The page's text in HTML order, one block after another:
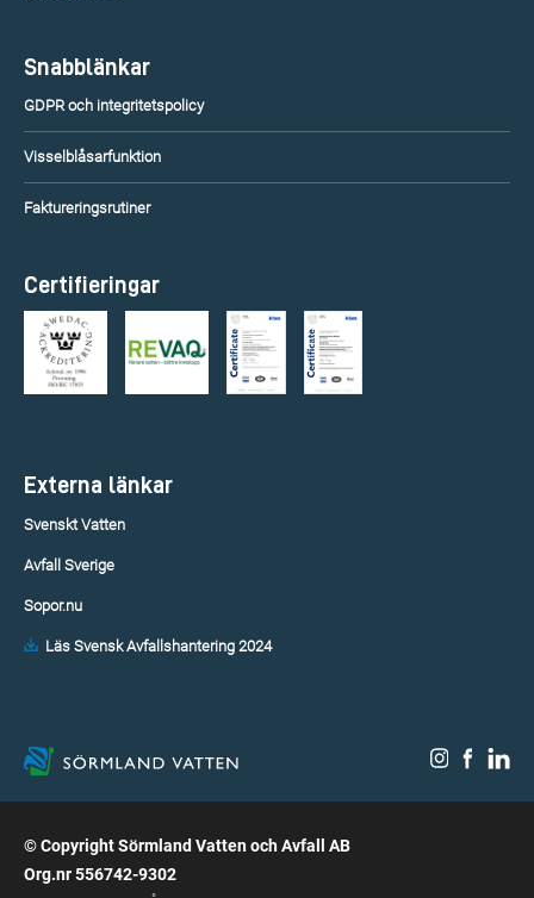
Snabblänkar
GDPR och integritetspolicy
Visselblåsarfunktion
Faktureringsrutiner
Certifieringar
Externa länkar
Svenskt Vatten
Avfall Sverige
Sopor.nu
Läs Svensk Avfallshantering 2024
© Copyright Sörmland Vatten och Avfall AB
Org.nr 556742-9302